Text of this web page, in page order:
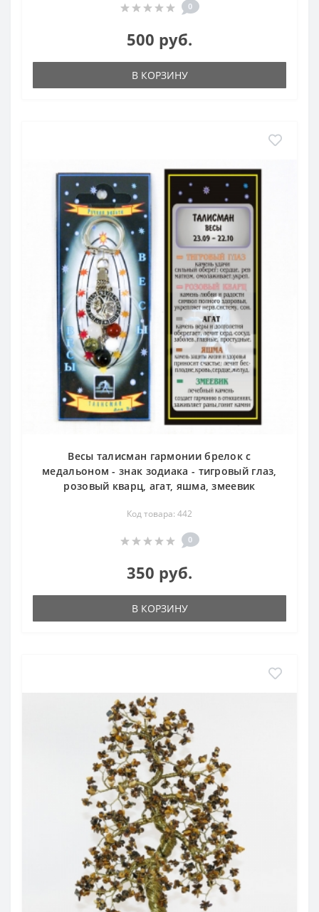
0
500 руб.
В КОРЗИНУ
Весы талисман гармонии брелок с
медальоном - знак зодиака - тигровый глаз,
розовый кварц, агат, яшма, змеевик
Код товара: 442
0
350 руб.
В КОРЗИНУ